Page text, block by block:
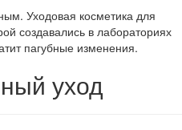
Уходовая косметика для
создавались в лабораториях
пагубные изменения.
уход